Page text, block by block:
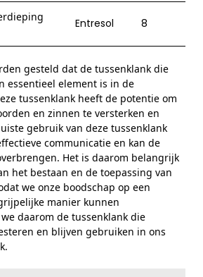
Entresol 8
gesteld dat de tussenklank die
essentieel element is in de
tussenklank heeft de potentie om
en zinnen te versterken en
gebruik van deze tussenklank
communicatie en kan de
Het is daarom belangrijk
het bestaan en de toepassing van
we onze boodschap op een
manier kunnen
daarom de tussenklank die
en blijven gebruiken in ons